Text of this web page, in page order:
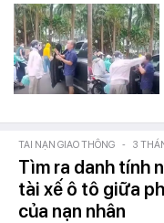
TAI NẠN GIAO THÔNG - 3
Tìm ra danh tính
tài xế ô tô giữa
của nạn nhân